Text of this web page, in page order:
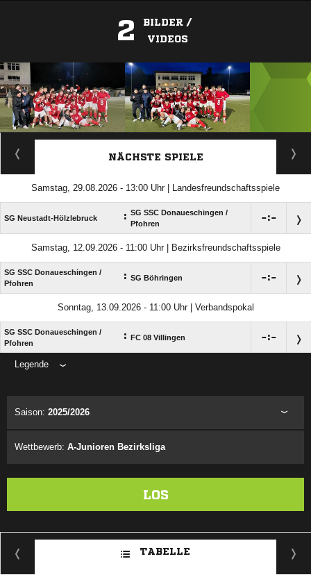
2
BILDER /
VIDEOS
ANZEIGE
NÄCHSTE SPIELE
Samstag, 29.08.2026 - 13:00 Uhr | Landesfreundschaftsspiele
SG Neustadt-Hölzlebruck : SG SSC Donaueschingen /​
Pfohren
:
Samstag, 12.09.2026 - 11:00 Uhr | Bezirksfreundschaftsspiele
SG SSC Donaueschingen /​
Pfohren
: SG Böhringen :
Sonntag, 13.09.2026 - 11:00 Uhr | Verbandspokal
SG SSC Donaueschingen /​
Pfohren
: FC 08 Villingen :
Legende
Saison: 2025/2026
Wettbewerb: A-Junioren Bezirksliga
LOS
TABELLE